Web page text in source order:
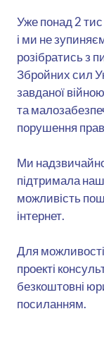
Уже понад 2
і ми не
розібратись з
Збройних сил
завданої
та
порушення
Ми
підтримала
можливість
інтернет.
Для
проекті
безкоштовні
посиланням.